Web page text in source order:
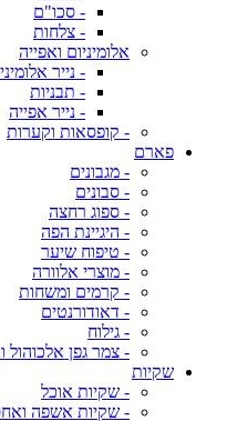
- סכו"ם
- צלחות
אלומיניום ואפייה
- נייר
- תבניות
- נייר אפייה
- קופסאות וקערות
פארם
- מגבונים
- סבונים
- ספוג רחצה
- היגיינת הפה
- טיפוח שיער
- מוצרי אלוורה
- קרמים ומשחות
- דאודורנטים
- גילוח
- צמר גפן אלכוהול
שקיות
- שקיות אוכל
- שקיות אשפה